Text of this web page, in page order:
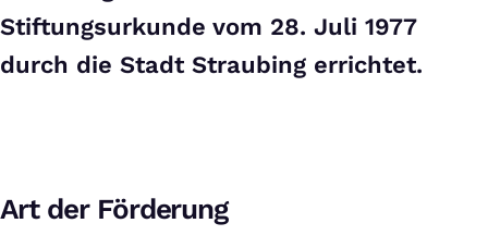
Stiftungsurkunde vom 28. Juli 1977
durch die Stadt Straubing errichtet.
Art der Förderung